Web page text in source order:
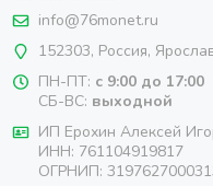
info@76monet.ru
152303, Россия,
ПН-ПТ: с 9:00 до 17:00
СБ-ВС: выходной
ИП Ерохин Алексей
ИНН: 761104919817
ОГРНИП: